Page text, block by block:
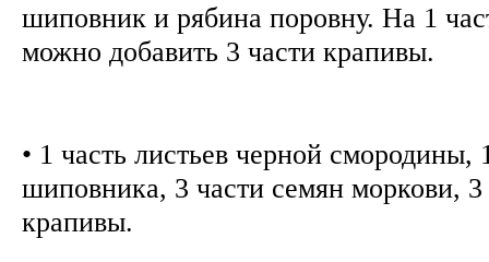
шиповник и рябина поровну. На 1
можно добавить 3 части крапивы.
• 1 часть листьев черной смородины,
шиповника, 3 части семян моркови, 3
крапивы.